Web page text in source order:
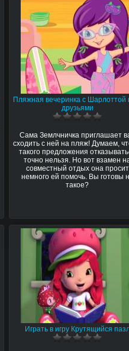
Пляжная вечеринка с Шарлоттой
друзьями
Сама Землчничка приглашает
сходить с ней на пляж! Думаем,
такого предложения
точно нельзя. Но вот взамен
совместный отдых она просит
немного ей помочь. Вы готовы
такое?
Играть в игру Крутящийся